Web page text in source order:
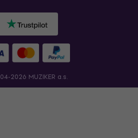
2026 MUZIKER a.s.